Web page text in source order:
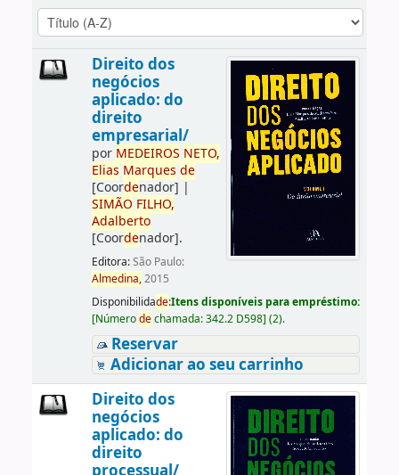
Direito dos
negócios
aplicado: do
direito
empresarial/
por MEDEIROS NETO,
Elias Marques de
[Coordenador] |
SIMÃO FILHO,
Adalberto
[Coordenador].
Editora:São Paulo:
Almedina,2015
Disponibilidade:Itens disponíveis para empréstimo:
[Númerodechamada:342.2 D598] (2).
Reservar
Adicionar ao seu carrinho
Direito dos
negócios
aplicado: do
direito